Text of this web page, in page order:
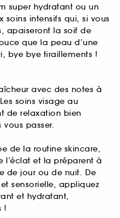
super hydratant ou un
soins intensifs qui, si vous
apaiseront la soif de
que la peau d’une
bye bye tiraillements !
avec des notes à
soins visage au
de relaxation bien
passer.
de la routine skincare,
l’éclat et la préparent à
de jour ou de nuit. De
sensorielle, appliquez
et hydratant,
!